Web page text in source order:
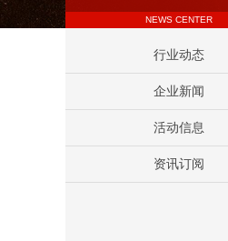
NEWS CENTER
行业动态
企业新闻
活动信息
资讯订阅